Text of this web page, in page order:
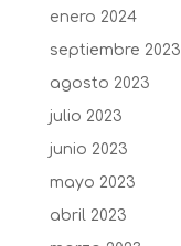
enero 2024
septiembre 2023
agosto 2023
julio 2023
junio 2023
mayo 2023
abril 2023